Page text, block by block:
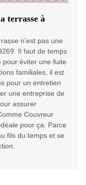
terrasse à
n’est pas une
Il faut de temps
éviter une fuite
familiales, il est
pour un entretien
une entreprise de
assurer
Couvreur
pour ça. Parce
fils du temps et se